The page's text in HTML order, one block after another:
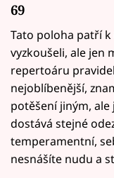
69
Tato poloha patří
vyzkoušeli, ale jen
repertoáru
nejoblíbenější,
potěšení jiným, ale
dostává stejné
temperamentní,
nesnášíte nudu a